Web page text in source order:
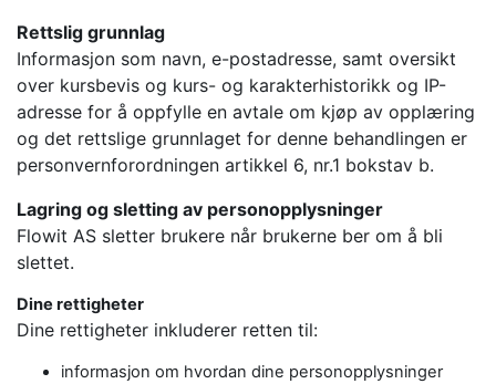
Rettslig grunnlag
Informasjon som navn, e-postadresse, samt oversikt
over kursbevis og kurs- og karakterhistorikk og IP-
adresse for å oppfylle en avtale om kjøp av opplæring
og det rettslige grunnlaget for denne behandlingen er
personvernforordningen artikkel 6, nr.1 bokstav b.
Lagring og sletting av personopplysninger
Flowit AS sletter brukere når brukerne ber om å bli
slettet.
Dine rettigheter
Dine rettigheter inkluderer retten til:
informasjon om hvordan dine personopplysninger